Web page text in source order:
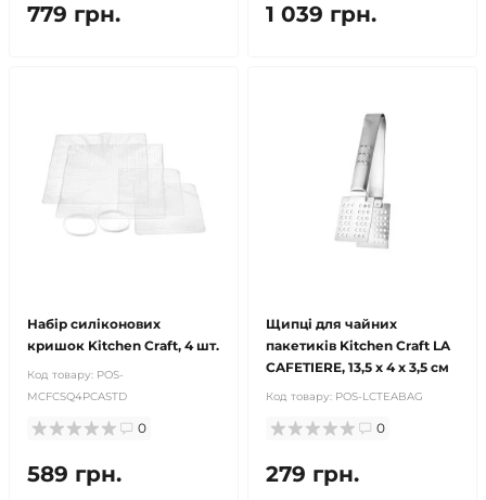
779 грн. 1 039 грн.
Набір силіконових
кришок Kitchen Craft, 4 шт.
Код товару: POS-
MCFCSQ4PCASTD
0
589 грн.
Щипці для чайних
пакетиків Kitchen Craft LA
CAFETIERE, 13,5 x 4 x 3,5 см
Код товару: POS-LCTEABAG
0
279 грн.